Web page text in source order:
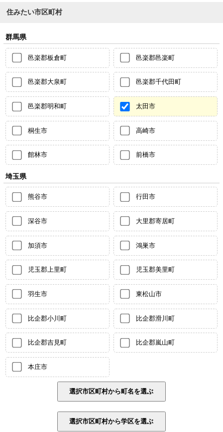
住みたい市区町村
群馬県
邑楽郡板倉町 邑楽郡邑楽町
邑楽郡大泉町 邑楽郡千代田町
邑楽郡明和町 太田市
桐生市 高崎市
館林市 前橋市
埼玉県
熊谷市 行田市
深谷市 大里郡寄居町
加須市 鴻巣市
児玉郡上里町 児玉郡美里町
羽生市 東松山市
比企郡小川町 比企郡滑川町
比企郡吉見町 比企郡嵐山町
本庄市